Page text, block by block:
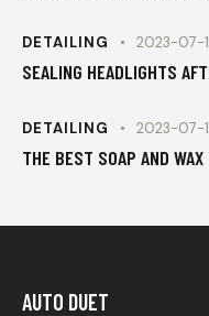
DETAILING 2023-07-
SEALING HEADLIGHTS
DETAILING 2023-07-
THE BEST SOAP AND
AUTO DUET